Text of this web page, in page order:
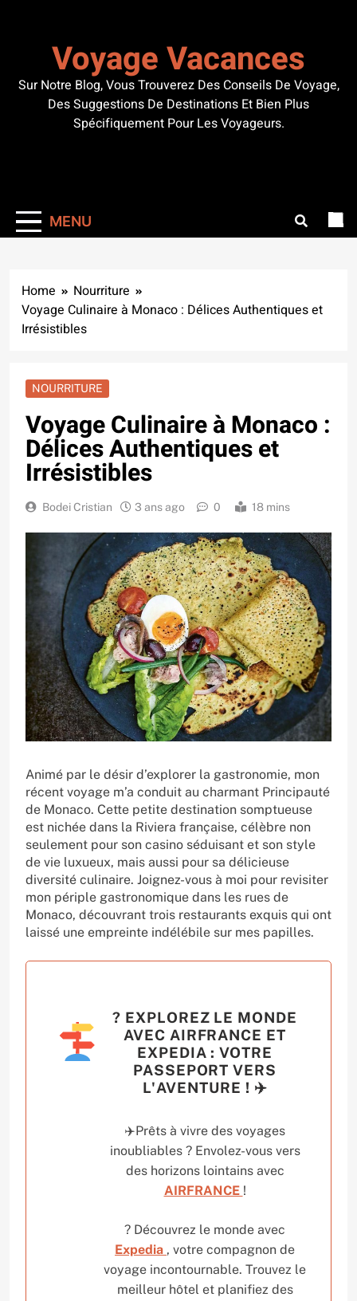
Voyage Vacances
Sur Notre Blog, Vous Trouverez Des Conseils De Voyage,
Des Suggestions De Destinations Et Bien Plus
Spécifiquement Pour Les Voyageurs.
MENU
Home
Nourriture
Voyage Culinaire à Monaco : Délices Authentiques et
Irrésistibles
NOURRITURE
Voyage Culinaire à Monaco :
Délices Authentiques et
Irrésistibles
Bodei Cristian 3 ans ago 0 18 mins
Animé par le désir d’explorer la gastronomie, mon
récent voyage m’a conduit au charmant Principauté
de Monaco. Cette petite destination somptueuse
est nichée dans la Riviera française, célèbre non
seulement pour son casino séduisant et son style
de vie luxueux, mais aussi pour sa délicieuse
diversité culinaire. Joignez-vous à moi pour revisiter
mon périple gastronomique dans les rues de
Monaco, découvrant trois restaurants exquis qui ont
laissé une empreinte indélébile sur mes papilles.
? EXPLOREZ LE MONDE
AVEC AIRFRANCE ET
EXPEDIA : VOTRE
PASSEPORT VERS
L'AVENTURE ! ✈️
✈️Prêts à vivre des voyages
inoubliables ? Envolez-vous vers
des horizons lointains avec
AIRFRANCE !
? Découvrez le monde avec
Expedia , votre compagnon de
voyage incontournable. Trouvez le
meilleur hôtel et planifiez des